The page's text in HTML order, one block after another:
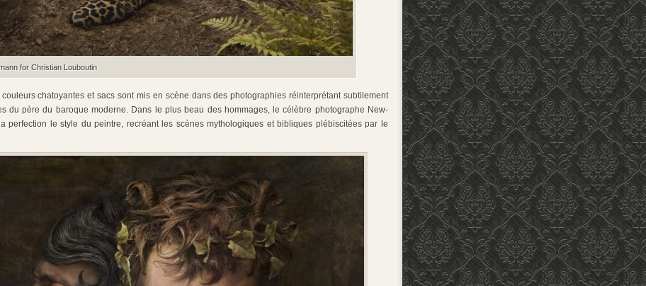
for Christian Louboutin
chatoyantes et sacs sont mis en scène dans des photographies réinterprétant subtilement
du père du baroque moderne. Dans le plus beau des hommages, le célèbre photographe New-
perfection le style du peintre, recréant les scènes mythologiques et bibliques plébiscitées par le